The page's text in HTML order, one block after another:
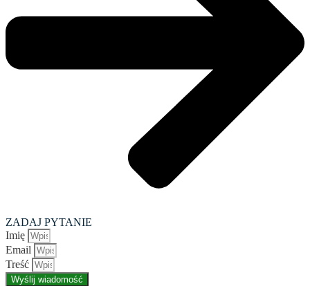
ZADAJ PYTANIE
Imię
Email
Treść
Wyślij wiadomość